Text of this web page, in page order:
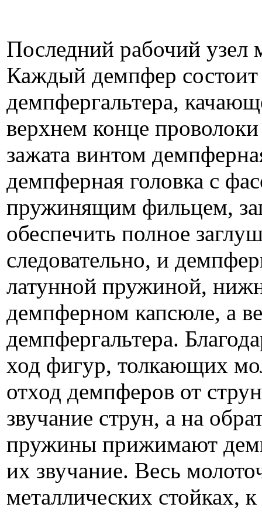
Последний рабочий
Каждый демпфер
демпфергальтера,
верхнем конце
зажата винтом
демпферная головка с
пружинящим фильцем,
обеспечить полное
следовательно, и
латунной пружиной,
демпферном капсюле, а
демпфергальтера.
ход фигур, толкающих
отход демп­феров от
звучание струн, а на
пружины прижимают
их звучание. Весь
металлических стойках,